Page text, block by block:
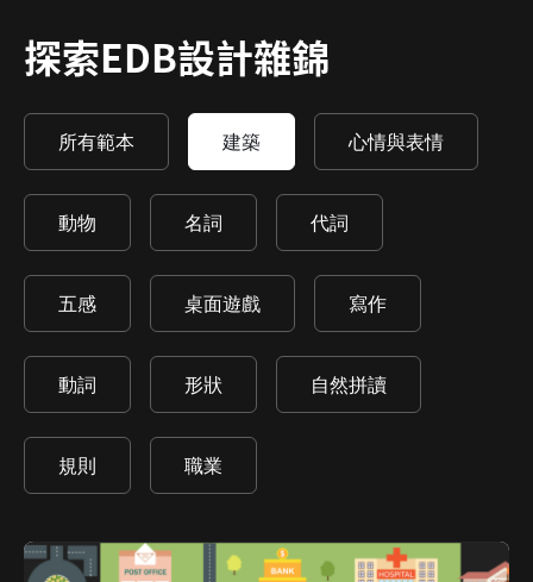
探索EDB設計雜錦
所有範本 建築 心情與表情
動物 名詞 代詞
五感 桌面遊戲 寫作
動詞 形狀 自然拼讀
規則 職業